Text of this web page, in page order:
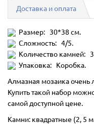
Доставка и оплата
Размер: 30*38 см.
Сложность: 4/5.
Количество камней:
Упаковка: Коробка.
Алмазная мозаика
Купить такой набор
самой доступной цене.
Камни: квадратные (2, 5